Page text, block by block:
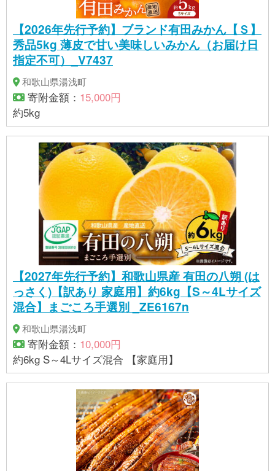
【2026年先行予約】ブランド有田みかん【Ｓ】
秀品5kg 薄皮で甘い美味しいみかん（お届け日
指定不可）_V7437
和歌山県湯浅町
寄附金額： 15,000円
約5kg
【2027年先行予約】和歌山県産 有田の八朔 (は
っさく)【訳あり 家庭用】約6kg【S～4Lサイズ
混合】まごころ手選別 _ZE6167n
和歌山県湯浅町
寄附金額： 10,000円
約6kg S～4Lサイズ混合 【家庭用】